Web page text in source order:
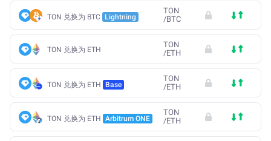
TON 兑换为 BTC Lightning
TON
/BTC
TON 兑换为 ETH
TON
/ETH
TON 兑换为 ETH Base
TON
/ETH
TON 兑换为 ETH Arbitrum ONE
TON
/ETH